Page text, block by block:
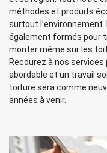
méthodes et produits
surtout
également formés pour
monter même sur les
Recourez à nos
abordable et un travail
toiture sera comme
années à venir.